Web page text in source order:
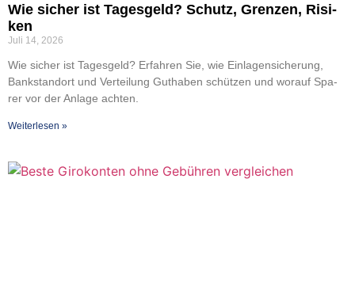
Wie sicher ist Tages­geld? Schutz, Gren­zen, Risi­
ken
Juli 14, 2026
Wie sicher ist Tages­geld? Erfah­ren Sie, wie Ein­la­gen­si­che­rung,
Bank­stand­ort und Ver­tei­lung Gut­ha­ben schüt­zen und wor­auf Spa­
rer vor der Anla­ge ach­ten.
Wei­ter­le­sen »